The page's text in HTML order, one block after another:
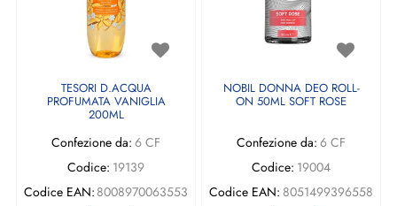
TESORI D.ACQUA
PROFUMATA VANIGLIA
200ML
Confezione da: 6 CF
Codice: 19139
Codice EAN: 8008970063553
NOBIL DONNA DEO ROLL-
ON 50ML SOFT ROSE
Confezione da: 6 CF
Codice: 19004
Codice EAN: 8051499396558